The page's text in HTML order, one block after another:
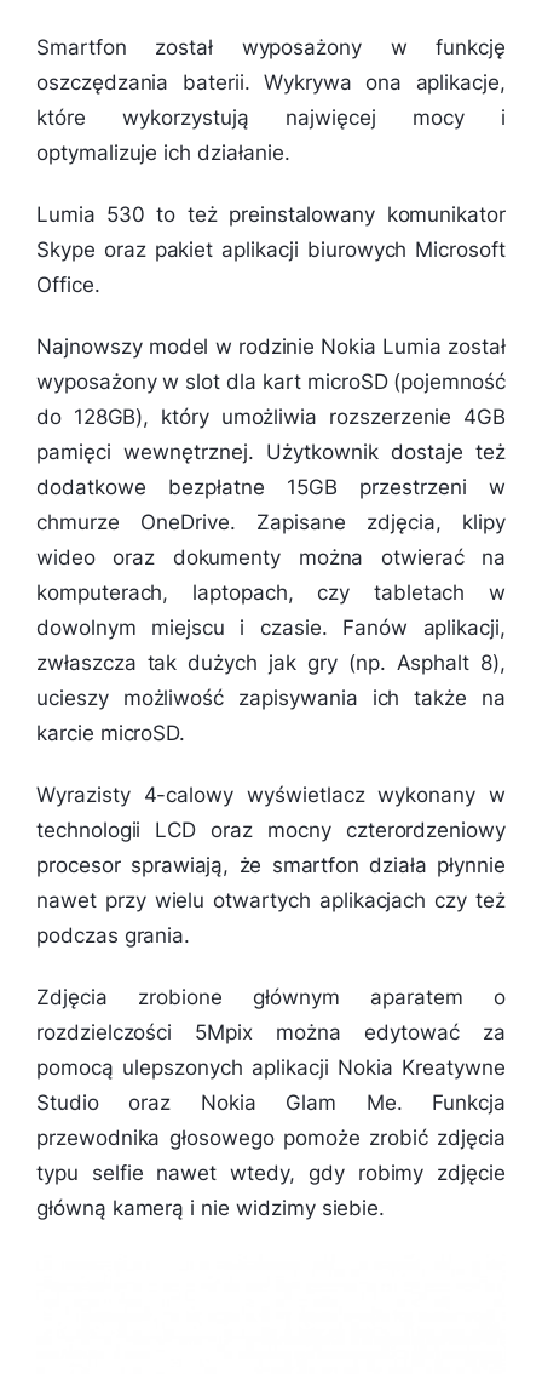
Smartfon został wyposażony w funkcję
oszczędzania baterii. Wykrywa ona aplikacje,
które wykorzystują najwięcej mocy i
optymalizuje ich działanie.
Lumia 530 to też preinstalowany komunikator
Skype oraz pakiet aplikacji biurowych Microsoft
Office.
Najnowszy model w rodzinie Nokia Lumia został
wyposażony w slot dla kart microSD (pojemność
do 128GB), który umożliwia rozszerzenie 4GB
pamięci wewnętrznej. Użytkownik dostaje też
dodatkowe bezpłatne 15GB przestrzeni w
chmurze OneDrive. Zapisane zdjęcia, klipy
wideo oraz dokumenty można otwierać na
komputerach, laptopach, czy tabletach w
dowolnym miejscu i czasie. Fanów aplikacji,
zwłaszcza tak dużych jak gry (np. Asphalt 8),
ucieszy możliwość zapisywania ich także na
karcie microSD.
Wyrazisty 4-calowy wyświetlacz wykonany w
technologii LCD oraz mocny czterordzeniowy
procesor sprawiają, że smartfon działa płynnie
nawet przy wielu otwartych aplikacjach czy też
podczas grania.
Zdjęcia zrobione głównym aparatem o
rozdzielczości 5Mpix można edytować za
pomocą ulepszonych aplikacji Nokia Kreatywne
Studio oraz Nokia Glam Me. Funkcja
przewodnika głosowego pomoże zrobić zdjęcia
typu selfie nawet wtedy, gdy robimy zdjęcie
główną kamerą i nie widzimy siebie.